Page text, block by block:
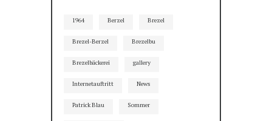
1964 Berzel Brezel
Brezel-Berzel Brezelbu
Brezelbäckerei gallery
Internetauftritt News
Patrick Blau Sommer